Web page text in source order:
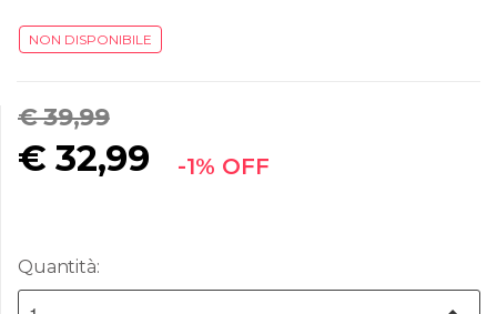
NON DISPONIBILE
€ 39,99
€32,99 -1% OFF
Quantità: